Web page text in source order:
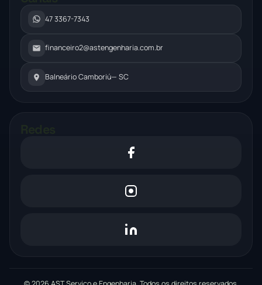
47 3367-7343
financeiro2@astengenharia.com.br
Balneário Camboriú— SC